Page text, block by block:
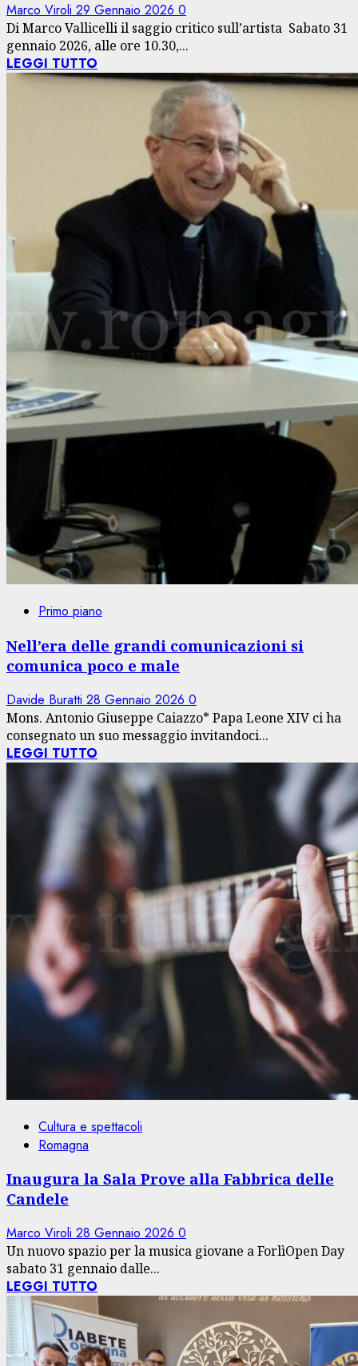
Marco Viroli 29 Gennaio 2026 0
Di Marco Vallicelli il saggio critico sull’artista Sabato 31
gennaio 2026, alle ore 10.30,...
LEGGI TUTTO
Primo piano
Nell’era delle grandi comunicazioni si
comunica poco e male
Davide Buratti 28 Gennaio 2026 0
Mons. Antonio Giuseppe Caiazzo* Papa Leone XIV ci ha
consegnato un suo messaggio invitandoci...
LEGGI TUTTO
Cultura e spettacoli
Romagna
Inaugura la Sala Prove alla Fabbrica delle
Candele
Marco Viroli 28 Gennaio 2026 0
Un nuovo spazio per la musica giovane a ForlìOpen Day
sabato 31 gennaio dalle...
LEGGI TUTTO